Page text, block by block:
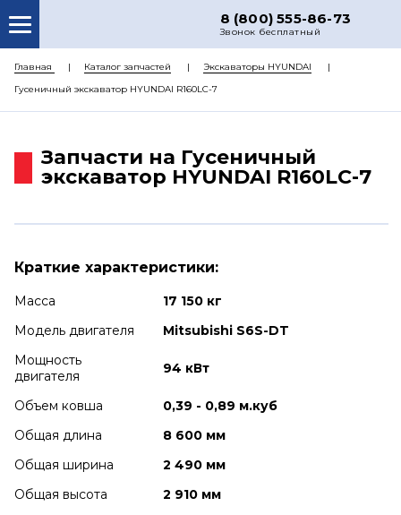
8 (800) 555-86-73
Звонок бесплатный
О НАС
КАТАЛОГ ЗАПЧАСТЕЙ
ДОСТАВКА
Главная Каталог запчастей
Экскаваторы HYUNDAI
Гусеничный экскаватор HYUNDAI R160LC-7
Запчасти на Гусеничный
экскаватор HYUNDAI R160LC-7
Краткие характеристики:
Масса
17 150 кг
Модель двигателя
Mitsubishi S6S-DT
Мощность
двигателя
94 кВт
Объем ковша
0,39 - 0,89 м.куб
Общая длина
8 600 мм
Общая ширина
2 490 мм
Общая высота
2 910 мм